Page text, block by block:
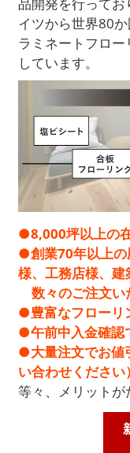
イツから世界80
ラミネートフロー
しています。
●8,000坪以上の
●創業70年以上の
様、工務店様、建
数々のご注文い
●豊富なフローリ
●午前中入金確認
●大量注文でお値
い合わせください）
等々、メリットが